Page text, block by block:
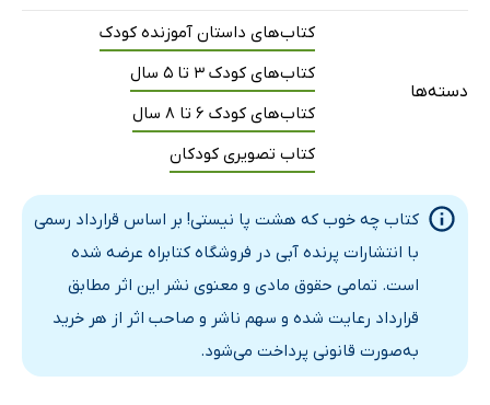
دسته‌ها
کتاب‌های داستان آموزنده کودک
کتاب‌های کودک 3 تا 5 سال
کتاب‌های کودک 6 تا 8 سال
کتاب تصویری کودکان
کتاب چه خوب که هشت پا نیستی! بر اساس قرارداد رسمی
با انتشارات پرنده آبی در فروشگاه کتابراه عرضه شده
است. تمامی حقوق مادی و معنوی نشر این اثر مطابق
قرارداد رعایت شده و سهم ناشر و صاحب اثر از هر خرید
به‌صورت قانونی پرداخت می‌شود.